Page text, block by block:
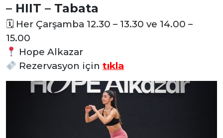
– HIIT – Tabata
🗓 Her Çarşamba 12.30 – 13.30 ve 14.00 –
15.00
Hope Alkazar
Rezervasyon için tıkla